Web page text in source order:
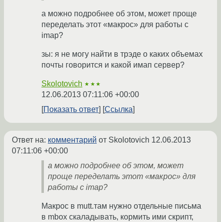
а можно подробнее об этом, может проще
переделать этот «макрос» для работы с
imap?
зы: я не могу найти в трэде о каких объемах
почты говорится и какой имап сервер?
Skolotovich ★★★
12.06.2013 07:11:06 +00:00
Показать ответ
Ссылка
Ответ на: комментарий от Skolotovich 12.06.2013
07:11:06 +00:00
а можно подробнее об этом, может
проще переделать этот «макрос» для
работы с imap?
Макрос в mutt.там нужно отдельные письма
в mbox скаладывать, кормить ими скрипт,